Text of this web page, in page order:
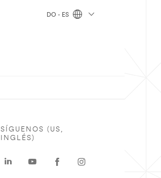
DO - ES
SÍGUENOS (US,
INGLÉS)